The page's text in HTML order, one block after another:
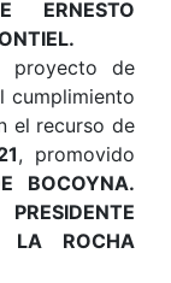
ERNESTO
proyecto de
cumplimiento
el recurso de
, promovido
BOCOYNA.
LA ROCHA